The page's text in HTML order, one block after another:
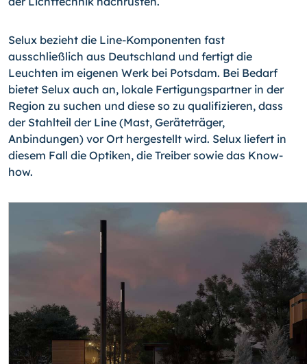
Selux bezieht die Line-Komponenten fast
ausschließlich aus Deutschland und fertigt die
Leuchten im eigenen Werk bei Potsdam. Bei Bedarf
bietet Selux auch an, lokale Fertigungspartner in der
Region zu suchen und diese so zu qualifizieren, dass
der Stahlteil der Line (Mast, Geräteträger,
Anbindungen) vor Ort hergestellt wird. Selux liefert in
diesem Fall die Optiken, die Treiber sowie das Know-
how.